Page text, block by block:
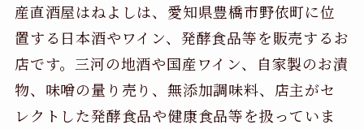
産直酒屋はねよしは、愛知県豊橋市野依町に位
置する日本酒やワイン、発酵食品等を販売するお
店です。三河の地酒や国産ワイン、自家製のお漬
物、味噌の量り売り、無添加調味料、店主がセ
レクトした発酵食品や健康食品等を扱っていま